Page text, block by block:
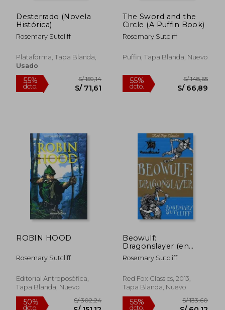
55%
dcto. S/ 90,70
55%
dcto.
Desterrado (Novela
Histórica)
Rosemary Sutcliff
Plataforma, Tapa Blanda,
Usado
The Sword and the
Circle (A Puffin Book)
Rosemary Sutcliff
Puffin, Tapa Blanda, Nuevo
ROBIN HOOD
Rosemary Sutcliff
Editorial Antroposófica,
Tapa Blanda, Nuevo
Beowulf:
Dragonslayer (en
Inglés)
Rosemary Sutcliff
Red Fox Classics, 2013,
Tapa Blanda, Nuevo